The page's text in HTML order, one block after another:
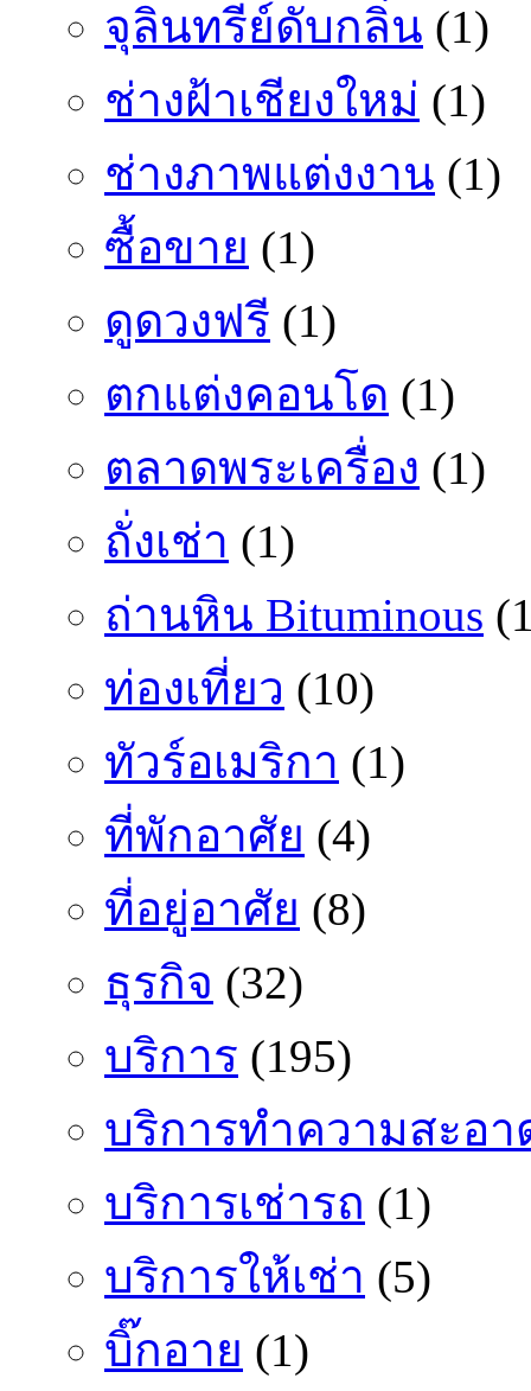
จุลินทรีย์ดับกลิ่น (1)
ช่างฝ้าเชียงใหม่ (1)
ช่างภาพแต่งงาน (1)
ซื้อขาย (1)
ดูดวงฟรี (1)
ตกแต่งคอนโด (1)
ตลาดพระเครื่อง (1)
ถั่งเช่า (1)
ถ่านหิน Bituminous
ท่องเที่ยว (10)
ทัวร์อเมริกา (1)
ที่พักอาศัย (4)
ที่อยู่อาศัย (8)
ธุรกิจ (32)
บริการ (195)
บริการทำความสะอา
บริการเช่ารถ (1)
บริการให้เช่า (5)
บิ๊กอาย (1)